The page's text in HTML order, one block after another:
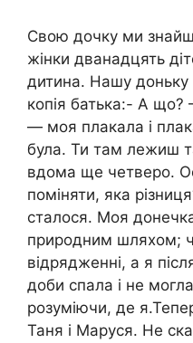
Свою дочку ми
жінки дванадцять
дитина. Нашу
копія батька:- А
— моя плакала і
була. Ти там лежиш
вдома ще четверо.
поміняти, яка
сталося. Моя
природним шляхом;
відрядженні, а я
доби спала і не
розуміючи, де
Таня і Маруся. Не